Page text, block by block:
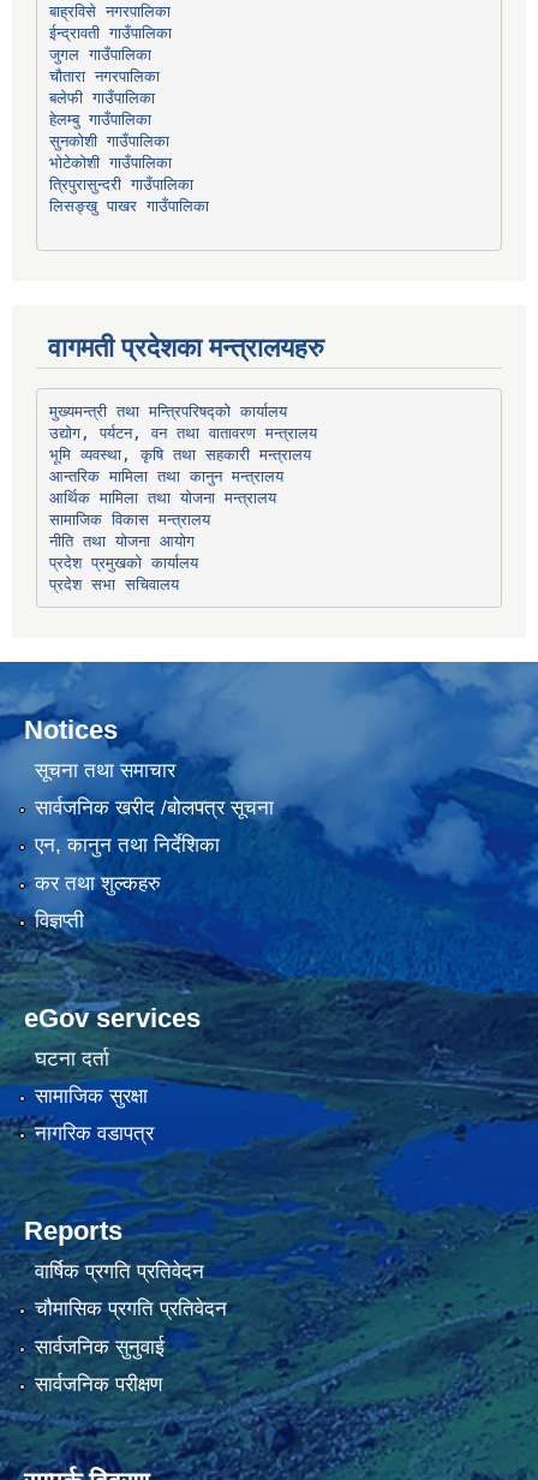
बाह्रविसे नगरपालिका
ईन्द्रावती गाउँपालिका
जुगल गाउँपालिका
चौतारा नगरपालिका
बलेफी गाउँपालिका
हेलम्बु गाउँपालिका
सुनकोशी गाउँपालिका
भोटेकोशी गाउँपालिका
त्रिपुरासुन्दरी गाउँपालिका
लिसङ्खु पाखर गाउँपालिका
वागमती प्रदेशका मन्त्रालयहरु
मुख्यमन्त्री तथा मन्त्रिपरिषद्को कार्यालय
उद्योग, पर्यटन, वन तथा वातावरण मन्त्रालय
भूमि व्यवस्था, कृषि तथा सहकारी मन्त्रालय
आन्तरिक मामिला तथा कानुन मन्त्रालय
आर्थिक मामिला तथा योजना मन्त्रालय
सामाजिक विकास मन्त्रालय
नीति तथा योजना आयोग
प्रदेश प्रमुखको कार्यालय
प्रदेश सभा सचिवालय
Notices
सूचना तथा समाचार
सार्वजनिक खरीद /बोलपत्र सूचना
एन, कानुन तथा निर्देशिका
कर तथा शुल्कहरु
विज्ञप्ती
eGov services
घटना दर्ता
सामाजिक सुरक्षा
नागरिक वडापत्र
Reports
वार्षिक प्रगति प्रतिवेदन
चौमासिक प्रगति प्रतिवेदन
सार्वजनिक सुनुवाई
सार्वजनिक परीक्षण